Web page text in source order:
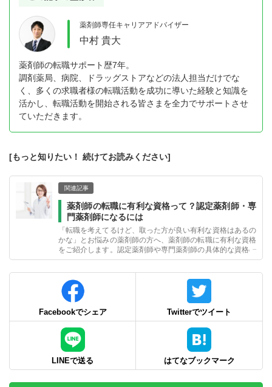
薬剤師専任キャリアアドバイザー
中村 貴大
薬剤師の転職サポート歴7年。
調剤薬局、病院、ドラッグストアなどの法人担当だけでな
く、多くの求職者様の転職活動を成功に導いた経験と知識を
活かし、転職活動を開始される皆さまを全力でサポートさせ
ていただきます。
[もっと知りたい！ 続けてお読みください]
関連記事
薬剤師の転職に有利な資格って？認定薬剤師・専
門薬剤師になるには
「転職を考えてるけど、取った方が良い有利な資格はあるの
かな」とお悩みの薬剤師の方へ、薬剤師の転職に有利な資格
をご紹介します。認定薬剤師や専門薬剤師の具体的な資格の
取り方も含め、資格を武器に転職するための流れも掲載。
Facebookでシェア Twitterでツイート
LINEで送る はてなブックマーク